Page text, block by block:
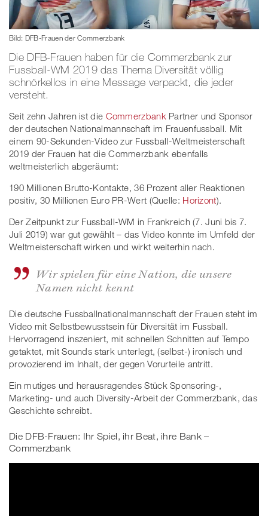
Bild: DFB-Frauen der Commerzbank
Die DFB-Frauen haben für die Commerzbank zur
Fussball-WM 2019 das Thema Diversität völlig
schnörkellos in eine Message verpackt, die jeder
versteht.
Seit zehn Jahren ist die Commerzbank Partner und Sponsor
der deutschen Nationalmannschaft im Frauenfussball. Mit
einem 90-Sekunden-Video zur Fussball-Weltmeisterschaft
2019 der Frauen hat die Commerzbank ebenfalls
weltmeisterlich abgeräumt:
190 Millionen Brutto-Kontakte, 36 Prozent aller Reaktionen
positiv, 30 Millionen Euro PR-Wert (Quelle: Horizont).
Der Zeitpunkt zur Fussball-WM in Frankreich (7. Juni bis 7.
Juli 2019) war gut gewählt – das Video konnte im Umfeld der
Weltmeisterschaft wirken und wirkt weiterhin nach.
Wir spielen für eine Nation, die unsere
Namen nicht kennt
Die deutsche Fussballnationalmannschaft der Frauen steht im
Video mit Selbstbewusstsein für Diversität im Fussball.
Hervorragend inszeniert, mit schnellen Schnitten auf Tempo
getaktet, mit Sounds stark unterlegt, (selbst-) ironisch und
provozierend im Inhalt, der gegen Vorurteile antritt.
Ein mutiges und herausragendes Stück Sponsoring-,
Marketing- und auch Diversity-Arbeit der Commerzbank, das
Geschichte schreibt.
Die DFB-Frauen: Ihr Spiel, ihr Beat, ihre Bank –
Commerzbank